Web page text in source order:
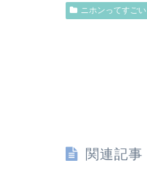
ニホンってすごい
関連記事